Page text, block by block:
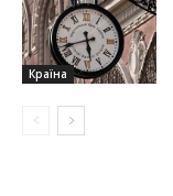
Країна